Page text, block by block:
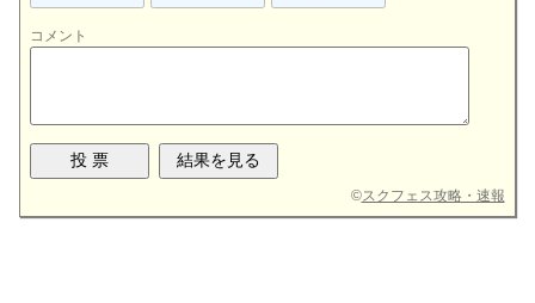
コメント
©スクフェス攻略・速報